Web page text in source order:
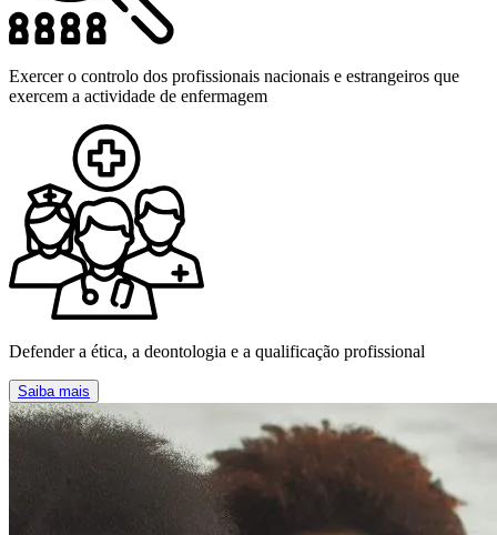
Exercer o controlo dos profissionais nacionais e estrangeiros que
exercem a actividade de enfermagem
Defender a ética, a deontologia e a qualificação profissional
Saiba mais